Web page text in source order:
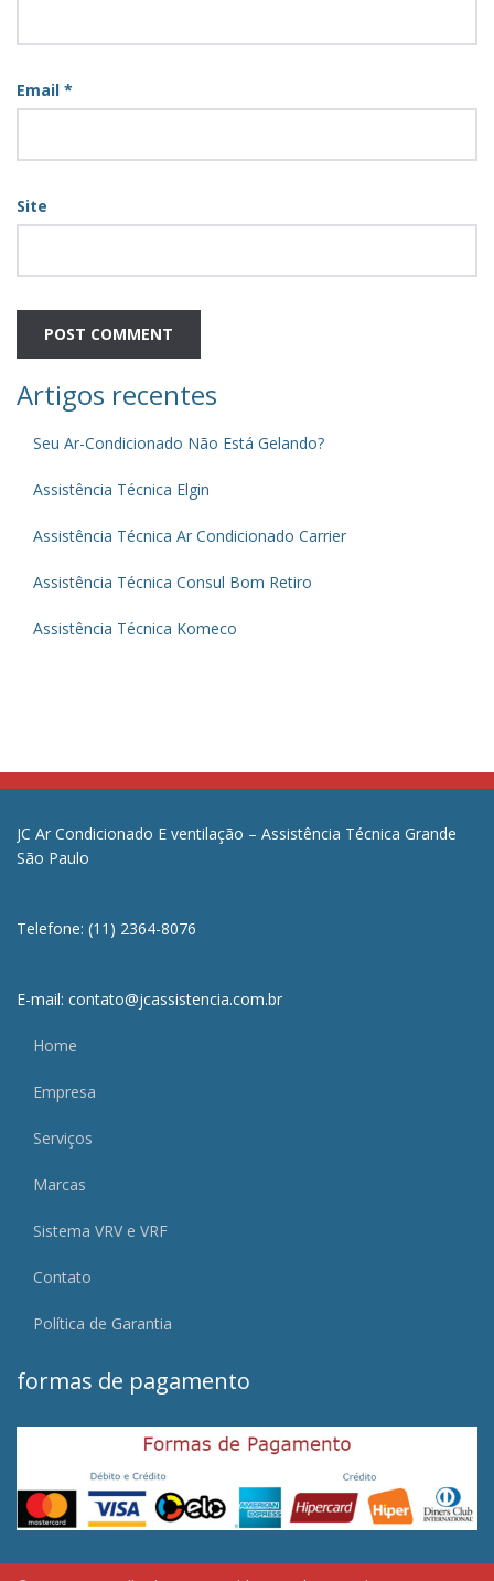
Email *
Site
Artigos recentes
Seu Ar-Condicionado Não Está Gelando?
Assistência Técnica Elgin
Assistência Técnica Ar Condicionado Carrier
Assistência Técnica Consul Bom Retiro
Assistência Técnica Komeco
JC Ar Condicionado E ventilação – Assistência Técnica Grande
São Paulo
Telefone: (11) 2364-8076
E-mail: contato@jcassistencia.com.br
Home
Empresa
Serviços
Marcas
Sistema VRV e VRF
Contato
Política de Garantia
formas de pagamento